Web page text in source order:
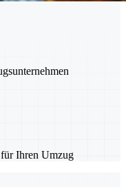
Ihren Umzug